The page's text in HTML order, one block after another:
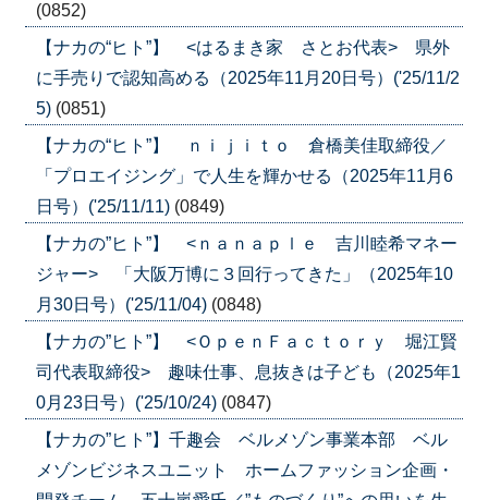
(0852)
【ナカの“ヒト”】 <はるまき家 さとお代表> 県外
に手売りで認知高める（2025年11月20日号）('25/11/2
5) (0851)
【ナカの“ヒト”】 ｎｉｊｉｔｏ 倉橋美佳取締役／
「プロエイジング」で人生を輝かせる（2025年11月6
日号）('25/11/11) (0849)
【ナカの”ヒト”】 <ｎａｎａｐｌｅ 吉川睦希マネー
ジャー> 「大阪万博に３回行ってきた」（2025年10
月30日号）('25/11/04) (0848)
【ナカの”ヒト”】 <ＯｐｅｎＦａｃｔｏｒｙ 堀江賢
司代表取締役> 趣味仕事、息抜きは子ども（2025年1
0月23日号）('25/10/24) (0847)
【ナカの”ヒト”】千趣会 ベルメゾン事業本部 ベル
メゾンビジネスユニット ホームファッション企画・